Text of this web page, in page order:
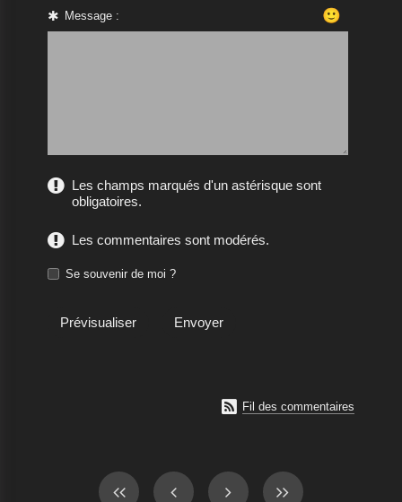
Message : 🙂
Les champs marqués d'un astérisque sont
obligatoires.
Les commentaires sont modérés.
Se souvenir de moi ?
 Fil des commentaires